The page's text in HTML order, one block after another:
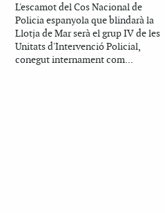
L'escamot del Cos Nacional de
Policia espanyola que blindarà la
Llotja de Mar serà el grup IV de les
Unitats d'Intervenció Policial,
conegut internament com...